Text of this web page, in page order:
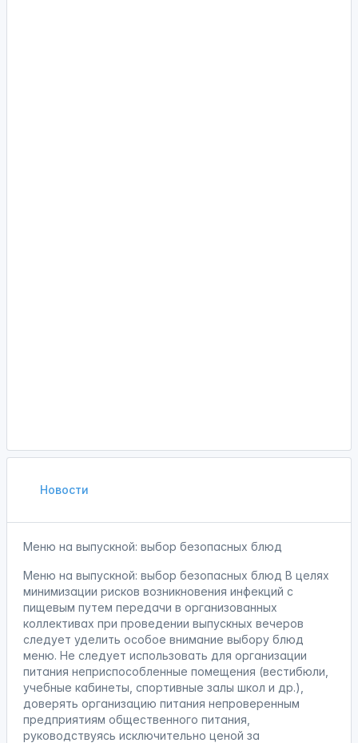
Новости
Меню на выпускной: выбор безопасных блюд
Меню на выпускной: выбор безопасных блюд В целях
минимизации рисков возникновения инфекций с
пищевым путем передачи в организованных
коллективах при проведении выпускных вечеров
следует уделить особое внимание выбору блюд
меню. Не следует использовать для организации
питания неприспособленные помещения (вестибюли,
учебные кабинеты, спортивные залы школ и др.),
доверять организацию питания непроверенным
предприятиям общественного питания,
руководствуясь исключительно ценой за